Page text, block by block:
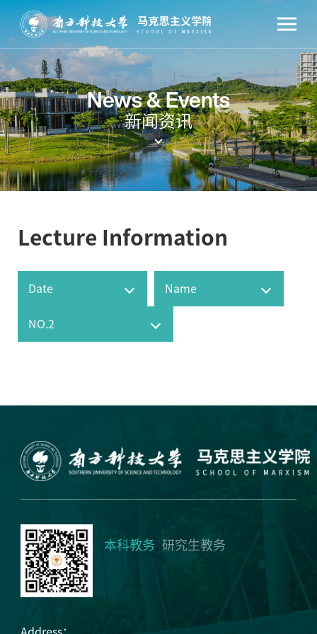
News & Events
新闻资讯
Lecture Information
本科教务 研究生教务
Address：